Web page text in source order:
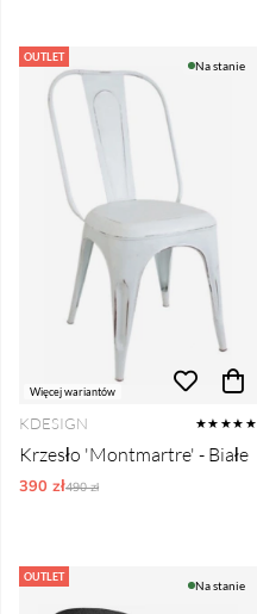
OUTLET
Więcej wariantów
Na stanie
KDESIGN ★★★★★
Krzesło 'Montmartre' - Białe
390 złOrdynarne ceny:
490 zł
OUTLET
Na stanie